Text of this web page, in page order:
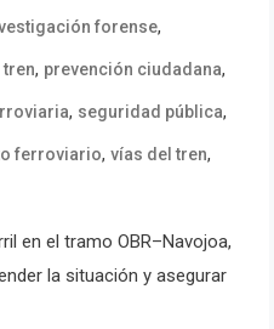
forense,
, prevención ciudadana,
, seguridad pública,
ferroviario, vías del tren,
en el tramo OBR–Navojoa,
la situación y asegurar